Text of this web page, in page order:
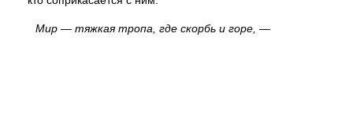
Мир — тяжкая тропа, где скорбь и горе, —